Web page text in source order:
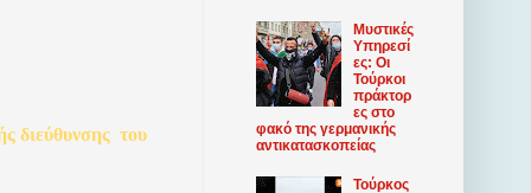
διεύθυνσης του
Μυστικές
Υπηρεσί
ες: Οι
Τούρκοι
πράκτορ
ες στο
φακό της γερμανικής
αντικατασκοπείας
Τούρκος